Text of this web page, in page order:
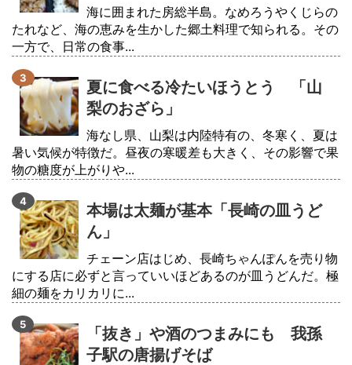
海に囲まれた房総半島。なめろうやくじらの
たれなど、海の恵みを生かした郷土料理で知られる。その
一方で、日常の食事...
夏に食べる冷たいほうとう 「山
梨のおざら」
海なし県、山梨は内陸特有の、冬寒く、夏は
暑い気候が特徴だ。昼夜の寒暖差も大きく、その影響で果
物の糖度が上がりや...
本場は太麺が基本「長崎の皿うど
ん」
チェーン店はじめ、長崎ちゃんぽんを売り物
にする店に必ずと言っていいほどあるのが皿うどんだ。極
細の麺をカリカリに...
「抜き」や酒のつまみにも 我孫
子駅の唐揚げそば